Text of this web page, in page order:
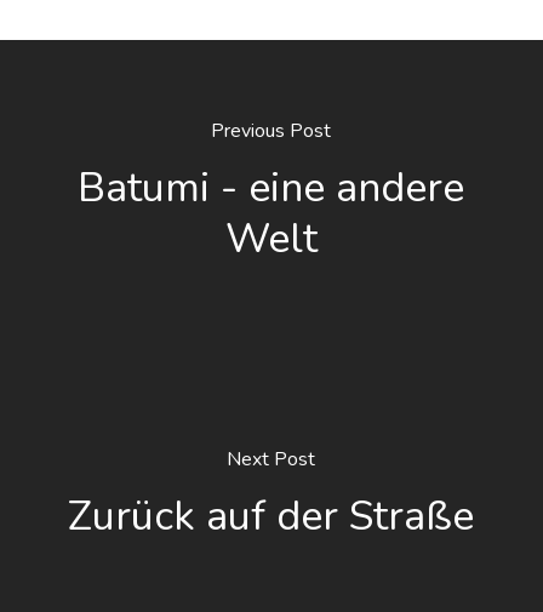
Previous Post
Batumi - eine andere
Welt
Next Post
Zurück auf der Straße